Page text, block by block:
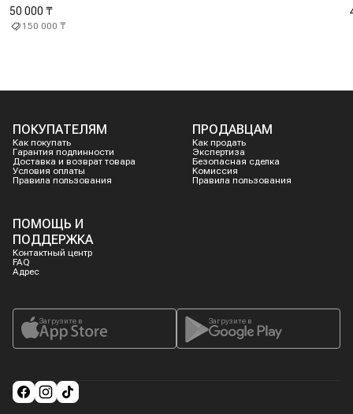
50 000 ₸
150 000 ₸
ПОКУПАТЕЛЯМ
Как покупать
Гарантия подлинности
Доставка и возврат товара
Условия оплаты
Правила пользования
ПРОДАВЦАМ
Как продать
Экспертиза
Безопасная сделка
Комиссия
Правила пользования
ПОМОЩЬ И
ПОДДЕРЖКА
Контактный центр
FAQ
Адрес
Загрузите в Загрузите в